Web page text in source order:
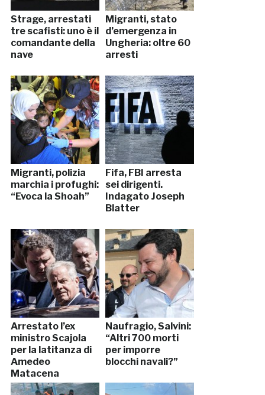
Strage, arrestati
tre scafisti: uno è il
comandante della
nave
Migranti, stato
d’emergenza in
Ungheria: oltre 60
arresti
Migranti, polizia
marchia i profughi:
“Evoca la Shoah”
Fifa, FBI arresta
sei dirigenti.
Indagato Joseph
Blatter
Arrestato l’ex
ministro Scajola
per la latitanza di
Amedeo
Matacena
Naufragio, Salvini:
“Altri 700 morti
per imporre
blocchi navali?”